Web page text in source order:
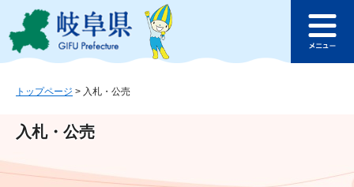
ジ
ュ
文
このページの本文へ
ュ
トップページ > 入札・公売
入札・公売